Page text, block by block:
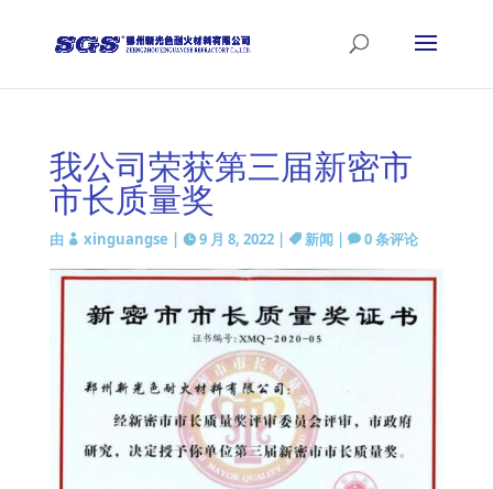
我公司荣获第三届新密市
市长质量奖
由 xinguangse | 9 月 8, 2022| 新闻| 0 条评论